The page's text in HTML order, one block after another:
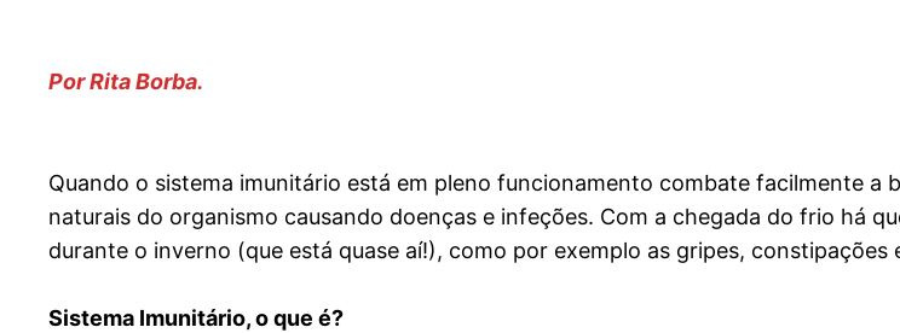
Por Rita Borba.
Quando o sistema imunitário está em pleno funcionamento combate facilmente
naturais do organismo causando doenças e infeções. Com a chegada do frio há
durante o inverno (que está quase aí!), como por exemplo as gripes,
Sistema Imunitário, o que é?